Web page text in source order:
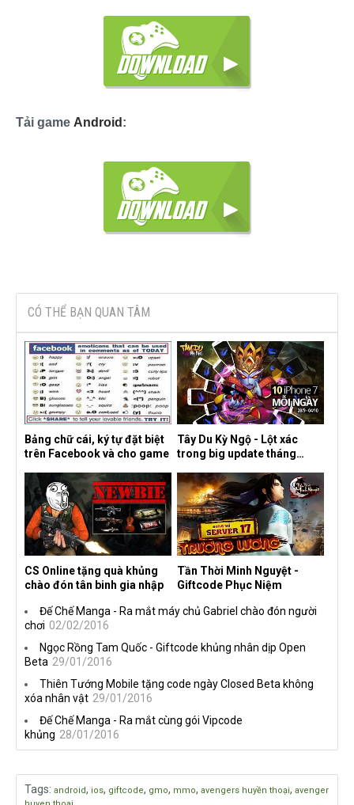
Tải game Android :
CÓ THỂ BẠN QUAN TÂM
Bảng chữ cái, ký tự đặt biệt
trên Facebook và cho game
Tây Du Kỳ Ngộ - Lột xác
trong big update tháng
CS Online tặng quà khủng
chào đón tân binh gia nhập
Tần Thời Minh Nguyệt -
Giftcode Phục Niệm
Đế Chế Manga - Ra mắt máy chủ Gabriel chào đón người
chơi 02/02/2016
Ngọc Rồng Tam Quốc - Giftcode khủng nhân dịp Open
Beta 29/01/2016
Thiên Tướng Mobile tặng code ngày Closed Beta không
xóa nhân vật 29/01/2016
Đế Chế Manga - Ra mắt cùng gói Vipcode
khủng 28/01/2016
Tags: android, ios, giftcode, gmo, mmo, avengers huyền thoại, avenger